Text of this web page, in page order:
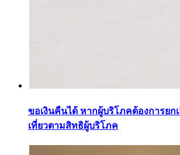
ขอเงินคืนได้ หากผู้บริโภคต้องการยก
เที่ยวตามสิทธิผู้บริโภค